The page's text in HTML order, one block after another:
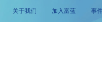
关于我们 加入富蓝 事